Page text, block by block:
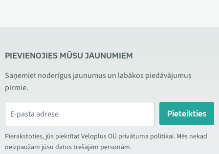
PIEVIENOJIES MŪSU JAUNUMIEM
Saņemiet noderīgus jaunumus un labākos piedāvājumus
pirmie.
Pieteikties
Pierakstoties, jūs piekrītat Veloplus OÜ privātuma politikai. Mēs nekad
neizpaužam jūsu datus trešajām personām.